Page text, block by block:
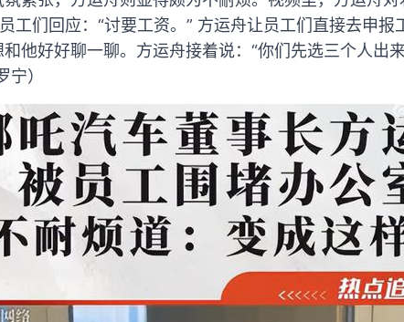
工们回应：“讨要工资。” 方运舟让员工们直接去申报
他好好聊一聊。方运舟接着说：“你们先选三个人出
宁）